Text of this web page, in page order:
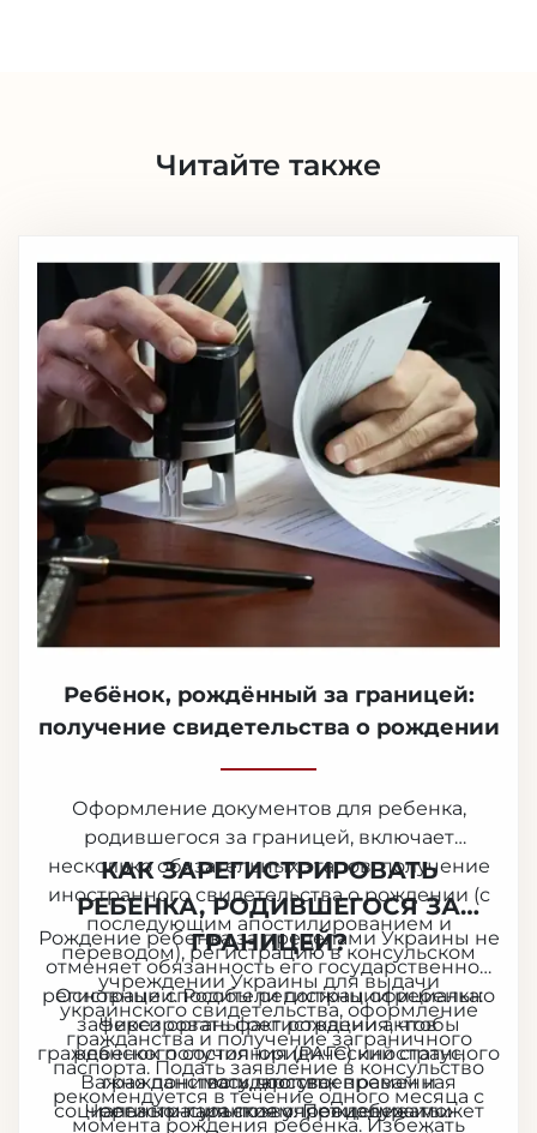
Читайте также
Ребёнок, рождённый за границей:
получение свидетельства о рождении
Оформление документов для ребенка,
родившегося за границей, включает
несколько обязательных этапов: получение
иностранного свидетельства о рождении (с
последующим апостилированием и
переводом), регистрацию в консульском
учреждении Украины для выдачи
украинского свидетельства, оформление
гражданства и получение заграничного
паспорта. Подать заявление в консульство
рекомендуется в течение одного месяца с
момента рождения ребенка. Избежать
КАК ЗАРЕГИСТРИРОВАТЬ
РЕБЕНКА, РОДИВШЕГОСЯ ЗА
ГРАНИЦЕЙ?
Рождение ребенка за пределами Украины не
отменяет обязанность его государственной
регистрации. Родители должны официально
зафиксировать факт рождения, чтобы
ребенок получил юридический статус,
гражданство и доступ к правам и
социальным гарантиям. Процедура может
Основные способы регистрации ребенка:
Через органы регистрации актов
гражданского состояния (РАГС) иностранного
государства;
Через консульское учреждение или
Важно понимать, что своевременная
регистрация позволяет избежать